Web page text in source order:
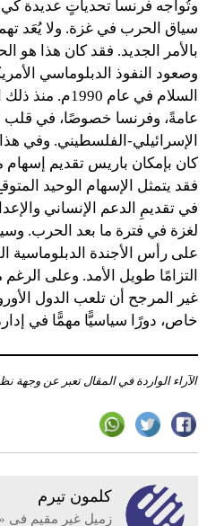
وتُواجه فرنسا تحدياتٍ عديدة
سياق الحرب في غزة. ولا يُعَد
وصعود النفوذ الدبلوماسي
السلام في عام
عامةً، وفرنسا خصوصًا، في قلب
الإسرائيلي-الفلسطيني. وفي
كان بإمكان باريس تقديم
فقد يتمثل الإسهام الوحيد
في تقديمِ الدعم الإنساني
لغزة في فترة ما بعد الحرب.
على رأس الأجندة الدبلوماسية
التزامًا طويل الأمد. وعلى
غير المرجح أن تلعب الدول
خاص، دورًا سياسيًّا مهمًّا في
الآراء الواردة في المقال تعبر عن وجهة
كلمون تيرم
زميل غير مقيم في